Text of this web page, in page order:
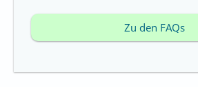
Zu den FAQs